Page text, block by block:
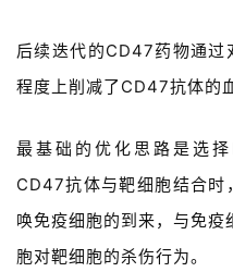
资
视
专
区
后续迭代的CD47药物通
程度上削减了CD47抗体的
最基础的优化思路是选
CD47抗体与靶细胞结合时
唤免疫细胞的到来，与免
胞对靶细胞的杀伤行为。